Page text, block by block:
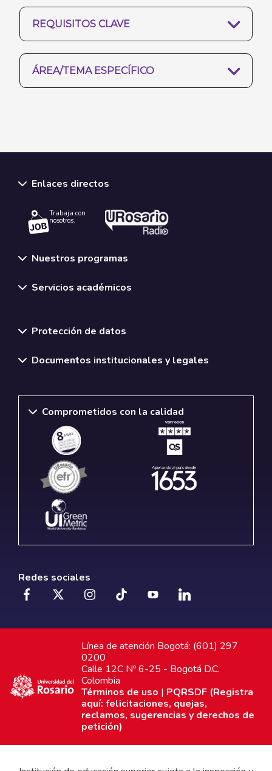
REQUISITOS CLAVE
ÁREA/TEMA ESPECÍFICO
Enlaces directos
Trabaja con
nosotros.
Nuestros programas
Servicios académicos
Protección de datos
Documentos institucionales y legales
Comprometidos con la calidad
Redes sociales
Línea de atención Bogotá: (601) 297
0200
Calle 12C Nº 6-25 - Bogotá D.C.
Colombia
Términos de uso | PQRSDF (Registra
aquí: felicitaciones, quejas,
reclamos, sugerencias y derechos de
petición)